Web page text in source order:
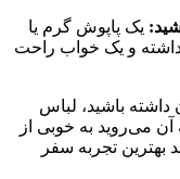
یک پاپوش گرم یا
داشته و یک خواب راحت
باشید، لباس
می‌روید به خوبی از
بهترین تجربه سفر